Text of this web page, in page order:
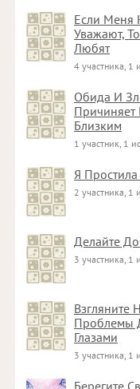
Если Меня
Уважают,
Любят
4 участника, 1
Обида И
Причиняет
Близким
1 участник, 1
Я
2 участника, 1
Делайте
3 участника, 1
Взгляните
Проблемы
Глазами
3 участника, 1
Берегите